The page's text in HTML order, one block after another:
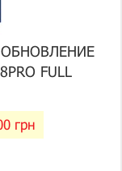
FULL
грн